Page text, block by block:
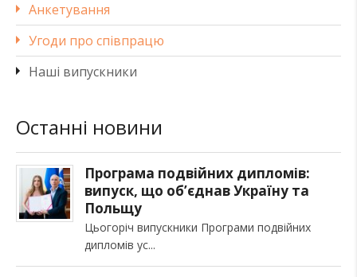
Анкетування
Угоди про співпрацю
Наші випускники
Останні новини
Програма подвійних дипломів:
випуск, що об’єднав Україну та
Польщу
Цьогоріч випускники Програми подвійних
дипломів ус